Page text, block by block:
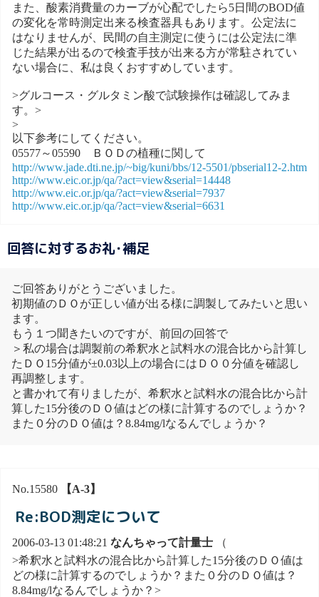
また、酸素消費量のカーブが心配でしたら5日間のBOD値
の変化を常時測定出来る検査器具もあります。公定法に
はなりませんが、民間の自主測定に使うには公定法に準
じた結果が出るので検査手技が出来る方が常駐されてい
ない場合に、私は良くおすすめしています。
>グルコース・グルタミン酸で試験操作は確認してみま
す。>
>
以下参考にしてください。
05577～05590 ＢＯＤの植種に関して
http://www.jade.dti.ne.jp/~big/kuni/bbs/12-5501/pbserial12-2.htm
http://www.eic.or.jp/qa/?act=view&serial=14448
http://www.eic.or.jp/qa/?act=view&serial=7937
http://www.eic.or.jp/qa/?act=view&serial=6631
回答に対するお礼･補足
ご回答ありがとうございました。
初期値のＤＯが正しい値が出る様に調製してみたいと思い
ます。
もう１つ聞きたいのですが、前回の回答で
＞私の場合は調製前の希釈水と試料水の混合比から計算し
たＤＯ15分値が±0.03以上の場合にはＤＯ０分値を確認し
再調整します。
と書かれて有りましたが、希釈水と試料水の混合比から計
算した15分後のＤＯ値はどの様に計算するのでしょうか？
また０分のＤＯ値は？8.84mg/lなるんでしょうか？
No.15580 【A-3】
Re:BOD測定について
2006-03-13 01:48:21 なんちゃって計量士 （
>希釈水と試料水の混合比から計算した15分後のＤＯ値は
どの様に計算するのでしょうか？また０分のＤＯ値は？
8.84mg/lなるんでしょうか？>